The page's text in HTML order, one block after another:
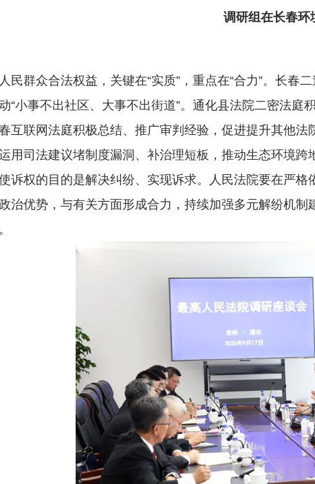
调研组在长春环
群众合法权益，关键在“实质”，重点在“合力”。长春
“小事不出社区、大事不出街道”。通化县法院二密法
互联网法庭积极总结、推广审判经验，促进提升其他
用司法建议堵制度漏洞、补治理短板，推动生态环境
诉权的目的是解决纠纷、实现诉求。人民法院要在严
治优势，与有关方面形成合力，持续加强多元解纷机